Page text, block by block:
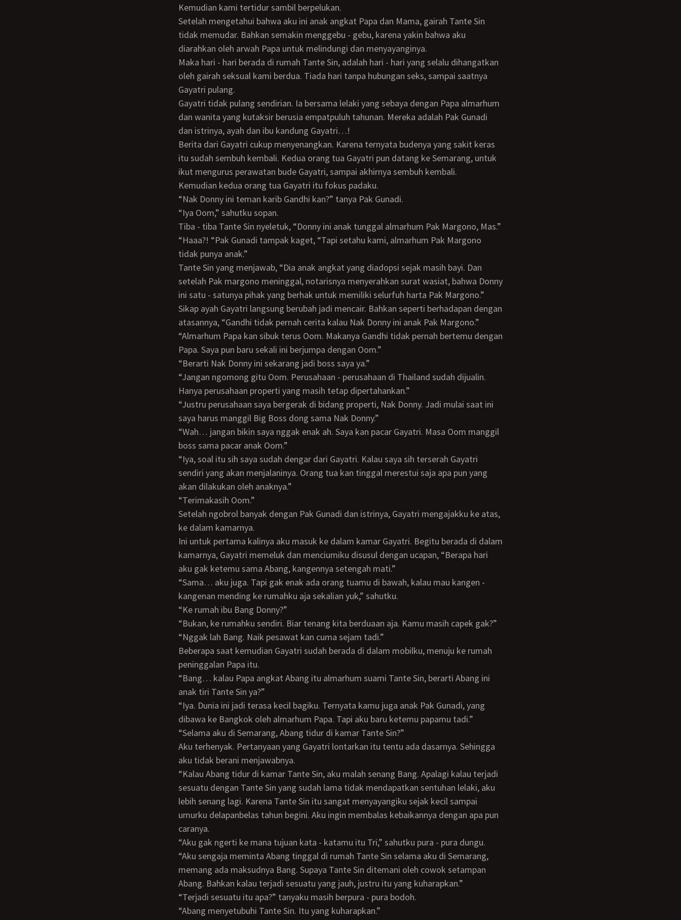
Kemudian kami tertidur sambil berpelukan.
Setelah mengetahui bahwa aku ini anak angkat Papa dan Mama, gairah Tante Sin
tidak memudar. Bahkan semakin menggebu - gebu, karena yakin bahwa aku
diarahkan oleh arwah Papa untuk melindungi dan menyayanginya.
Maka hari - hari berada di rumah Tante Sin, adalah hari - hari yang selalu dihangatkan
oleh gairah seksual kami berdua. Tiada hari tanpa hubungan seks, sampai saatnya
Gayatri pulang.
Gayatri tidak pulang sendirian. Ia bersama lelaki yang sebaya dengan Papa almarhum
dan wanita yang kutaksir berusia empatpuluh tahunan. Mereka adalah Pak Gunadi
dan istrinya, ayah dan ibu kandung Gayatri…!
Berita dari Gayatri cukup menyenangkan. Karena ternyata budenya yang sakit keras
itu sudah sembuh kembali. Kedua orang tua Gayatri pun datang ke Semarang, untuk
ikut mengurus perawatan bude Gayatri, sampai akhirnya sembuh kembali.
Kemudian kedua orang tua Gayatri itu fokus padaku.
“Nak Donny ini teman karib Gandhi kan?” tanya Pak Gunadi.
“Iya Oom,” sahutku sopan.
Tiba - tiba Tante Sin nyeletuk, “Donny ini anak tunggal almarhum Pak Margono, Mas.”
“Haaa?! “Pak Gunadi tampak kaget, “Tapi setahu kami, almarhum Pak Margono
tidak punya anak.”
Tante Sin yang menjawab, “Dia anak angkat yang diadopsi sejak masih bayi. Dan
setelah Pak margono meninggal, notarisnya menyerahkan surat wasiat, bahwa Donny
ini satu - satunya pihak yang berhak untuk memiliki selurfuh harta Pak Margono.”
Sikap ayah Gayatri langsung berubah jadi mencair. Bahkan seperti berhadapan dengan
atasannya, “Gandhi tidak pernah cerita kalau Nak Donny ini anak Pak Margono.”
“Almarhum Papa kan sibuk terus Oom. Makanya Gandhi tidak pernah bertemu dengan
Papa. Saya pun baru sekali ini berjumpa dengan Oom.”
“Berarti Nak Donny ini sekarang jadi boss saya ya.”
“Jangan ngomong gitu Oom. Perusahaan - perusahaan di Thailand sudah dijualin.
Hanya perusahaan properti yang masih tetap dipertahankan.”
“Justru perusahaan saya bergerak di bidang properti, Nak Donny. Jadi mulai saat ini
saya harus manggil Big Boss dong sama Nak Donny.”
“Wah… jangan bikin saya nggak enak ah. Saya kan pacar Gayatri. Masa Oom manggil
boss sama pacar anak Oom.”
“Iya, soal itu sih saya sudah dengar dari Gayatri. Kalau saya sih terserah Gayatri
sendiri yang akan menjalaninya. Orang tua kan tinggal merestui saja apa pun yang
akan dilakukan oleh anaknya.”
“Terimakasih Oom.”
Setelah ngobrol banyak dengan Pak Gunadi dan istrinya, Gayatri mengajakku ke atas,
ke dalam kamarnya.
Ini untuk pertama kalinya aku masuk ke dalam kamar Gayatri. Begitu berada di dalam
kamarnya, Gayatri memeluk dan menciumiku disusul dengan ucapan, “Berapa hari
aku gak ketemu sama Abang, kangennya setengah mati.”
“Sama… aku juga. Tapi gak enak ada orang tuamu di bawah, kalau mau kangen -
kangenan mending ke rumahku aja sekalian yuk,” sahutku.
“Ke rumah ibu Bang Donny?”
“Bukan, ke rumahku sendiri. Biar tenang kita berduaan aja. Kamu masih capek gak?”
“Nggak lah Bang. Naik pesawat kan cuma sejam tadi.”
Beberapa saat kemudian Gayatri sudah berada di dalam mobilku, menuju ke rumah
peninggalan Papa itu.
“Bang… kalau Papa angkat Abang itu almarhum suami Tante Sin, berarti Abang ini
anak tiri Tante Sin ya?”
“Iya. Dunia ini jadi terasa kecil bagiku. Ternyata kamu juga anak Pak Gunadi, yang
dibawa ke Bangkok oleh almarhum Papa. Tapi aku baru ketemu papamu tadi.”
“Selama aku di Semarang, Abang tidur di kamar Tante Sin?”
Aku terhenyak. Pertanyaan yang Gayatri lontarkan itu tentu ada dasarnya. Sehingga
aku tidak berani menjawabnya.
“Kalau Abang tidur di kamar Tante Sin, aku malah senang Bang. Apalagi kalau terjadi
sesuatu dengan Tante Sin yang sudah lama tidak mendapatkan sentuhan lelaki, aku
lebih senang lagi. Karena Tante Sin itu sangat menyayangiku sejak kecil sampai
umurku delapanbelas tahun begini. Aku ingin membalas kebaikannya dengan apa pun
caranya.
“Aku gak ngerti ke mana tujuan kata - katamu itu Tri,” sahutku pura - pura dungu.
“Aku sengaja meminta Abang tinggal di rumah Tante Sin selama aku di Semarang,
memang ada maksudnya Bang. Supaya Tante Sin ditemani oleh cowok setampan
Abang. Bahkan kalau terjadi sesuatu yang jauh, justru itu yang kuharapkan.”
“Terjadi sesuatu itu apa?” tanyaku masih berpura - pura bodoh.
“Abang menyetubuhi Tante Sin. Itu yang kuharapkan.”